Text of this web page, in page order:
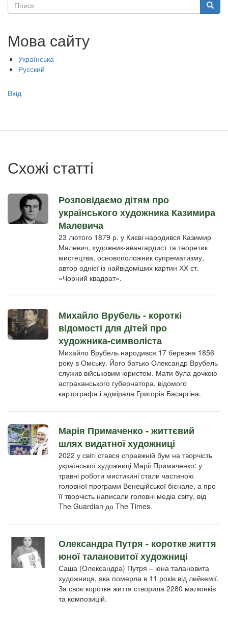
Поиск
Мова сайту
Українська
Русский
Меню
записи
Вхід
Схожі статті
Розповідаємо дітям про
українського художника Казимира
Малевича
23 лютого 1879 р. у Києві народився Казимир
Малевич, художник-авангардист та теоретик
мистецтва, основоположник супрематизму,
автор однієї із найвідоміших картин ХХ ст.
«Чорний квадрат».
Михайло Врубель - короткі
відомості для дітей про
художника-символіста
Михайло Врубель народився 17 березня 1856
року в Омську. Його батько Олександр Врубель
служив військовим юристом. Мати була дочкою
астраханського губернатора, відомого
картографа і адмірала Григорія Басаргіна.
Марія Примаченко - життєвий
шлях видатної художниці
2022 у світі стався справжній бум на творчість
української художниці Марії Примаченко: у
травні роботи мистикині стали частиною
головної програми Венеційської бієнале, а про
її творчість написали головні медіа світу, від
The Guardian до The Times.
Олександра Путря - коротке життя
юної талановитої художниці
Саша (Олександра) Путря – юна талановита
художниця, яка померла в 11 років від лейкемії.
За своє коротке життя створила 2280 малюнків
та композицій.